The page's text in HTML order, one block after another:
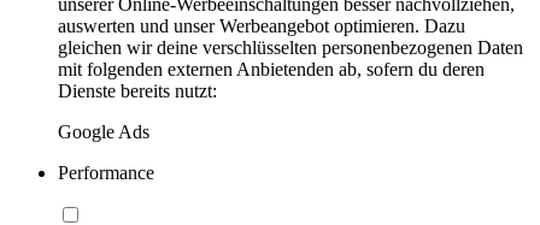
auswerten und unser Werbeangebot optimieren. Dazu
gleichen wir deine verschlüsselten personenbezogenen Daten
mit folgenden externen Anbietenden ab, sofern du deren
Dienste bereits nutzt:
Google Ads
Performance